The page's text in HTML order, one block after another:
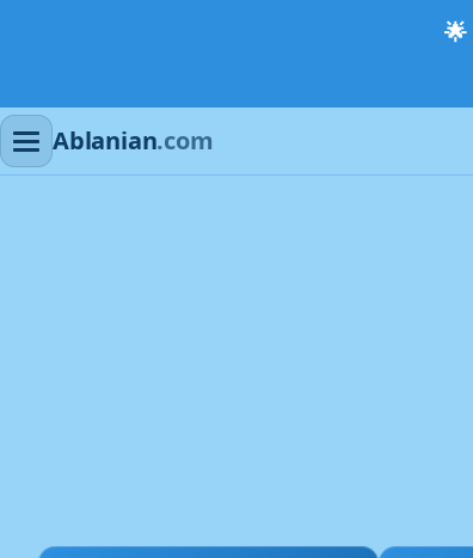
🌟
Ablanian.com